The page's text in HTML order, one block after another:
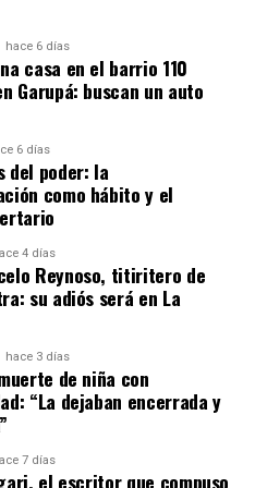
de
digitales en los
todo el país, aunque en
permiten.
de regularización
a la escritura de esa
que tengan una posesión
anteriores para poder
localidades con mayor
son: Puerto
Esperanza, Comandante
Puerto Piray,
Rico. “Estos municipios
de fuerte presencia
norte de nuestra
hace 6 días
casa en el barrio 110
Garupá: buscan un auto
6 días
del poder: la
como hábito y el
4 días
Reynoso, titiritero de
su adiós será en La
hace 3 días
de niña con
“La dejaban encerrada y
7 días
el escritor que compuso